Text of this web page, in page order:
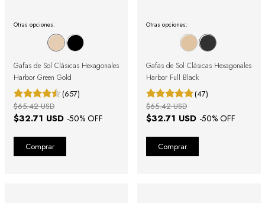
Otras opciones:
Gafas de Sol Clásicas Hexagonales
Harbor Green Gold
(657)
$32.71 USD -50% OFF
$65.42 USD
Otras opciones:
Gafas de Sol Clásicas Hexagonales
Harbor Full Black
(47)
$32.71 USD -50% OFF
$65.42 USD